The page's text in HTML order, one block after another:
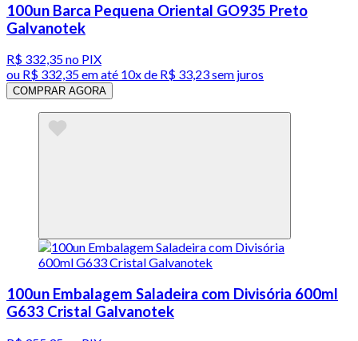
100un Barca Pequena Oriental GO935 Preto
Galvanotek
R$ 332,35no PIX
ou R$ 332,35em até 10x de R$ 33,23 sem juros
COMPRAR AGORA
100un Embalagem Saladeira com Divisória 600ml
G633 Cristal Galvanotek